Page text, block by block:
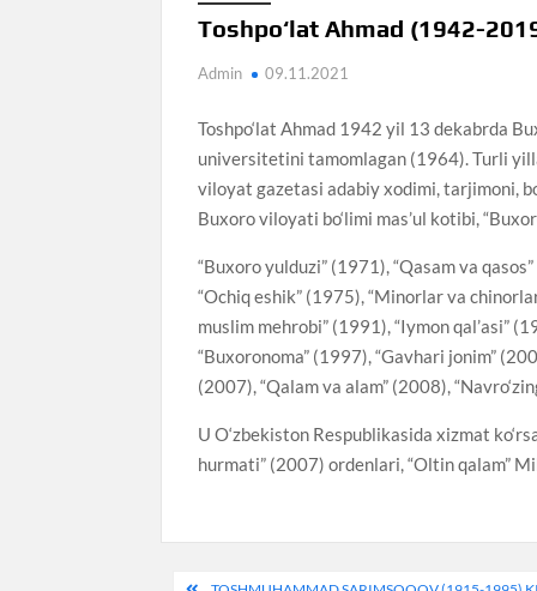
Toshpo‘lat Ahmad (1942-
Admin 09.11.2021
Toshpo‘lat Ahmad 1942 yil 13 dekabrda
universitetini tamomlagan (1964). Turli
viloyat gazetasi adabiy xodimi, tarjimoni,
Buxoro viloyati bo‘limi mas’ul kotibi,
“Buxoro yulduzi” (1971), “Qasam va
“Ochiq eshik” (1975), “Minorlar va
muslim mehrobi” (1991), “Iymon qal’asi”
“Buxoronoma” (1997), “Gavhari jonim”
(2007), “Qalam va alam” (2008),
U O‘zbekiston Respublikasida xizmat
hurmati” (2007) ordenlari, “Oltin qalam”